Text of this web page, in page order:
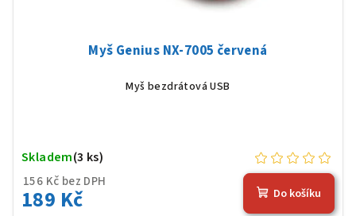
Myš Genius NX-7005 červená
Myš bezdrátová USB
156 Kč bez DPH
189 Kč
Skladem(3 ks)
Do košíku